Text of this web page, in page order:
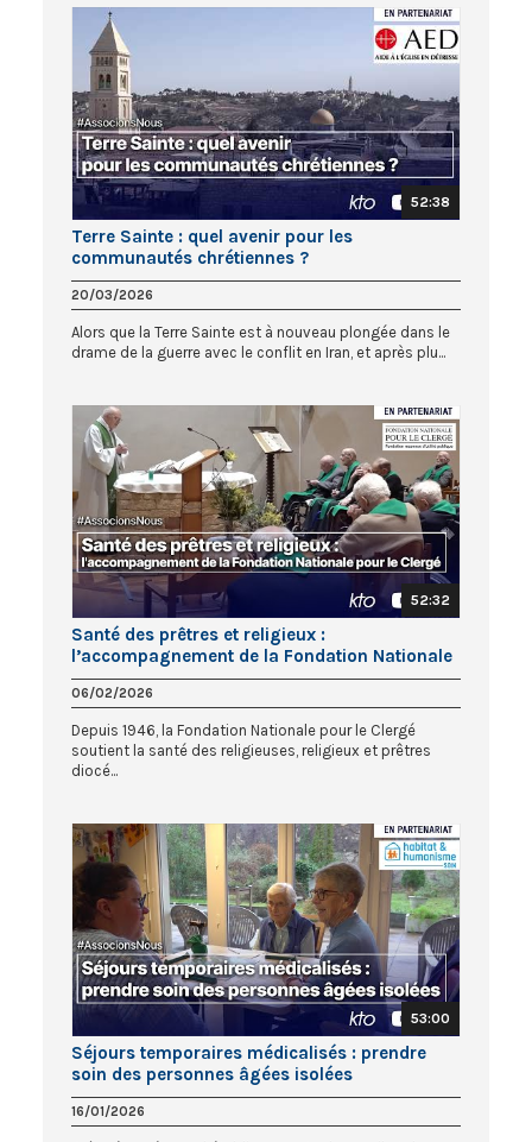
52:38
Terre Sainte : quel avenir pour les
communautés chrétiennes ?
20/03/2026
Alors que la Terre Sainte est à nouveau plongée dans le
drame de la guerre avec le conflit en Iran, et après plu...
52:32
Santé des prêtres et religieux :
l’accompagnement de la Fondation Nationale
pour le Clergé
06/02/2026
Depuis 1946, la Fondation Nationale pour le Clergé
soutient la santé des religieuses, religieux et prêtres
diocé...
53:00
Séjours temporaires médicalisés : prendre
soin des personnes âgées isolées
16/01/2026